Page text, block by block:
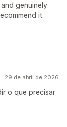
genuinely
it.
29 de abril de 2026
o que precisar